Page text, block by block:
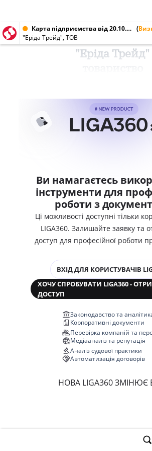
Карта підприємства від 20.10.2016 № 39703132 (
"Еріда Трейд", ТОВ
"Еріда Трейд"
Ви намагаєтесь
інструменти для
роботи з
Ці можливості доступні тільки
LIGA360. Залишайте заявку та
доступ для професійної роботи
ВХІД ДЛЯ КОРИСТУВАЧІВ
ХОЧУ СПРОБУВАТИ LIGA360 -
ДОСТУП
Законодавство та
Корпоративні документи
Перевірка компаній та
Медіааналіз та репутація
Аналіз судової практики
Автоматизація договорів
НОВА LIGA360 ЗМІНЮЄ